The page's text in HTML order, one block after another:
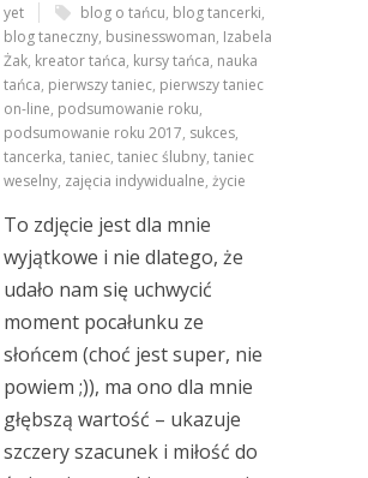
yet
blog o tańcu, blog tancerki,
blog taneczny, businesswoman, Izabela
Żak, kreator tańca, kursy tańca, nauka
tańca, pierwszy taniec, pierwszy taniec
on-line, podsumowanie roku,
podsumowanie roku 2017, sukces,
tancerka, taniec, taniec ślubny, taniec
weselny, zajęcia indywidualne, życie
To zdjęcie jest dla mnie
wyjątkowe i nie dlatego, że
udało nam się uchwycić
moment pocałunku ze
słońcem (choć jest super, nie
powiem ;)), ma ono dla mnie
głębszą wartość – ukazuje
szczery szacunek i miłość do